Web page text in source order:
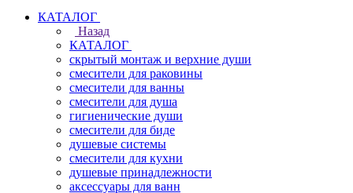
КАТАЛОГ
Назад
КАТАЛОГ
скрытый монтаж и верхние души
смесители для раковины
смесители для ванны
смесители для душа
гигиенические души
смесители для биде
душевые системы
смесители для кухни
душевые принадлежности
аксессуары для ванн